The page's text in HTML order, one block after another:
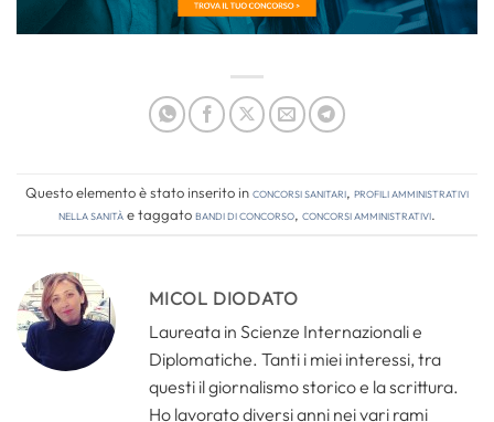
Questo elemento è stato inserito inConcorsi Sanitari, Profili amministrativi
nella sanitàe taggatobandi di concorso, concorsi amministrativi.
MICOL DIODATO
Laureata in Scienze Internazionali e
Diplomatiche. Tanti i miei interessi, tra
questi il giornalismo storico e la scrittura.
Ho lavorato diversi anni nei vari rami